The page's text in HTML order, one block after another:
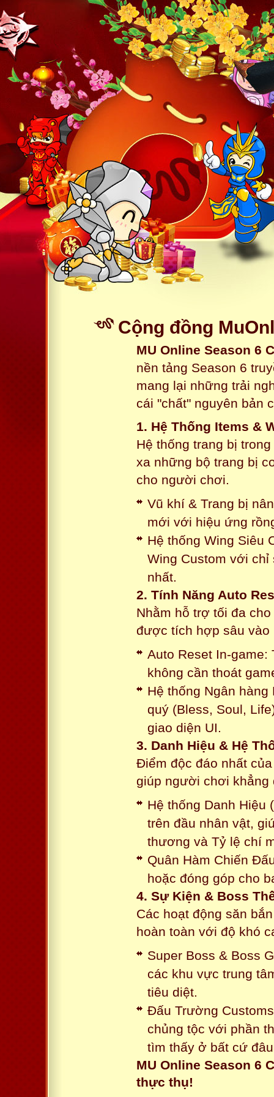
Cộng đồng
MU Online Season 6
nền tảng Season 6
mang lại những trải
cái "chất" nguyên bản
1. Hệ Thống Items &
Hệ thống trang bị
xa những bộ trang bị
cho người chơi.
Vũ khí & Trang bị
mới với hiệu ứng
Hệ thống Wing Siêu
Wing Custom với
nhất.
2. Tính Năng Auto
Nhằm hỗ trợ tối đa
được tích hợp sâu vào
Auto Reset In-game:
không cần thoát
Hệ thống Ngân
quý (Bless, Soul,
giao diện UI.
3. Danh Hiệu & Hệ
Điểm độc đáo nhất
giúp người chơi khẳng
Hệ thống Danh Hiệu
trên đầu nhân vật,
thương và Tỷ lệ chí
Quân Hàm Chiến
hoặc đóng góp cho
4. Sự Kiện & Boss
Các hoạt động săn
hoàn toàn với độ khó
Super Boss & Boss
các khu vực trung
tiêu diệt.
Đấu Trường
chủng tộc với phần
tìm thấy ở bất cứ
MU Online Season 6
thực thụ!